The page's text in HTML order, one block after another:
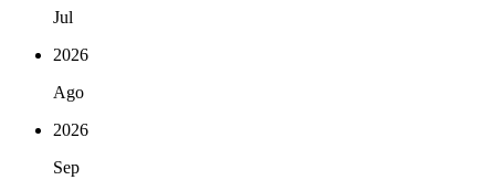
Jul
2026
Ago
2026
Sep